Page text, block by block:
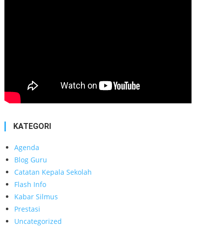
KATEGORI
Agenda
Blog Guru
Catatan Kepala Sekolah
Flash Info
Kabar Silmus
Prestasi
Uncategorized